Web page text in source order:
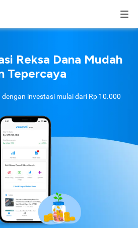
Reksa Dana Mudah
Tepercaya
investasi mulai dari Rp 10.000